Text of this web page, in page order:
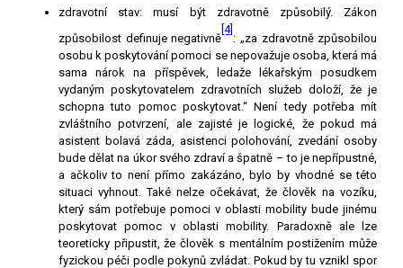
zdravotní stav: musí být zdravotně způsobilý. Zákon
způsobilost definuje negativně
[4]
: „za zdravotně způsobilou
osobu k poskytování pomoci se nepovažuje osoba, která má
sama nárok na příspěvek, ledaže lékařským posudkem
vydaným poskytovatelem zdravotních služeb doloží, že je
schopna tuto pomoc poskytovat.“ Není tedy potřeba mít
zvláštního potvrzení, ale zajisté je logické, že pokud má
asistent bolavá záda, asistenci polohování, zvedání osoby
bude dělat na úkor svého zdraví a špatně – to je nepřípustné,
a ačkoliv to není přímo zakázáno, bylo by vhodné se této
situaci vyhnout. Také nelze očekávat, že člověk na vozíku,
který sám potřebuje pomoci v oblasti mobility bude jinému
poskytovat pomoc v oblasti mobility. Paradoxně ale lze
teoreticky připustit, že člověk s mentálním postižením může
fyzickou péči podle pokynů zvládat. Pokud by tu vznikl spor